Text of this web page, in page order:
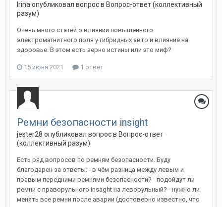
Irina опубликовал вопрос в Вопрос-ответ (коллективный
разум)
Очень много статей о влиянии повышенного
электромагнитного поля у гибридных авто и влияние на
здоровье. В этом есть зерно истины или это миф?
15 июня 2021 1 ответ
Ремни безопасности insight
jester28 опубликовал вопрос в Вопрос-ответ
(коллективный разум)
Есть ряд вопросов по ремням безопасности. Буду
благодарен за ответы: - в чём разница между левым и
правым передними ремнями безопасности? - подойдут ли
ремни с праворульного insaght на леворульный? - нужно ли
менять все ремни после аварии (достоверно известно, что